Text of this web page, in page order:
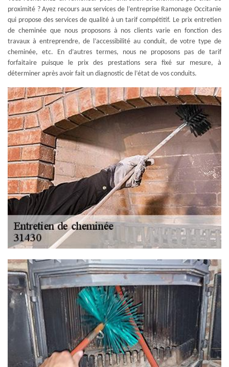
proximité ? Ayez recours aux services de l’entreprise Ramonage Occitanie
qui propose des services de qualité à un tarif compétitif. Le prix entretien
de cheminée que nous proposons à nos clients varie en fonction des
travaux à entreprendre, de l’accessibilité au conduit, de votre type de
cheminée, etc. En d’autres termes, nous ne proposons pas de tarif
forfaitaire puisque le prix des prestations sera fixé sur mesure, à
déterminer après avoir fait un diagnostic de l’état de vos conduits.